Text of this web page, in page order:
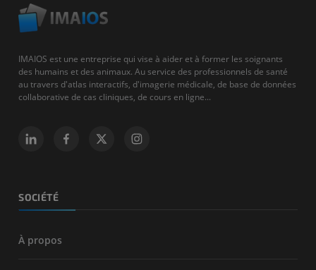
IMAIOS est une entreprise qui vise à aider et à former les soignants
des humains et des animaux. Au service des professionnels de santé
au travers d'atlas interactifs, d'imagerie médicale, de base de données
collaborative de cas cliniques, de cours en ligne...
SOCIÉTÉ
À propos